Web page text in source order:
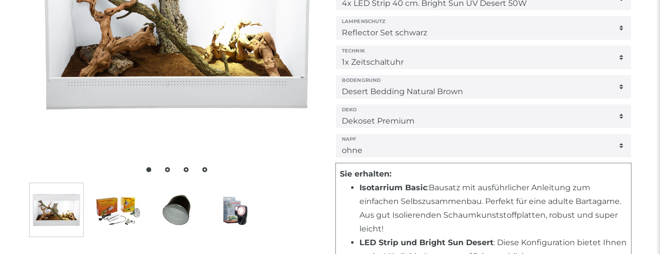
LAMPENSCHUTZ
TECHNIK
BODENGRUND
DEKO
NAPF
Sie erhalten:
Isotarrium Basic:Bausatz mit ausführlicher Anleitung zum
einfachen Selbszusammenbau. Perfekt für eine adulte Bartagame.
Aus gut Isolierenden Schaumkunststoffplatten, robust und super
leicht!
LED Strip und Bright Sun Desert: Diese Konfiguration bietet Ihnen